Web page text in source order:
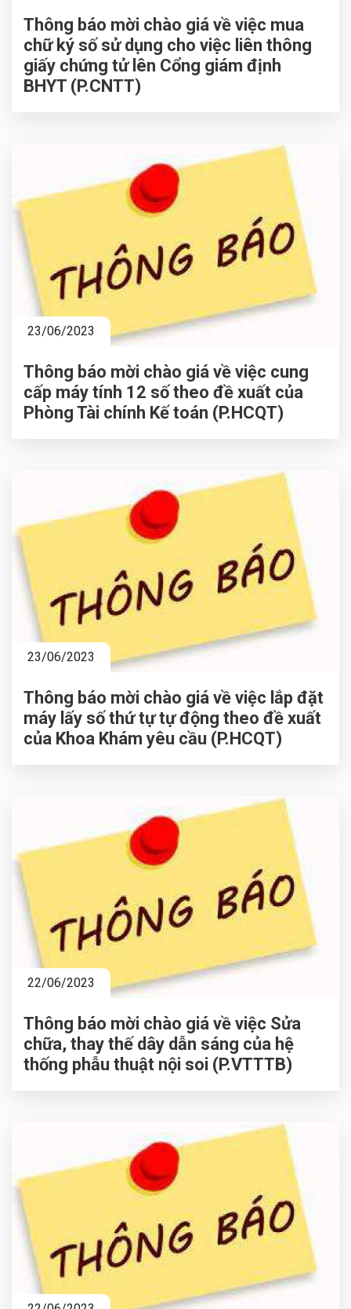
Thông báo mời chào giá về việc mua
chữ ký số sử dụng cho việc liên thông
giấy chứng tử lên Cổng giám định
BHYT (P.CNTT)
23/06/2023
Thông báo mời chào giá về việc cung
cấp máy tính 12 số theo đề xuất của
Phòng Tài chính Kế toán (P.HCQT)
23/06/2023
Thông báo mời chào giá về việc lắp đặt
máy lấy số thứ tự tự động theo đề xuất
của Khoa Khám yêu cầu (P.HCQT)
22/06/2023
Thông báo mời chào giá về việc Sửa
chữa, thay thế dây dẫn sáng của hệ
thống phẫu thuật nội soi (P.VTTTB)